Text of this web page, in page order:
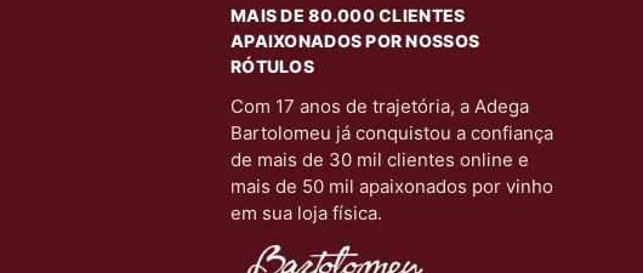
MAIS DE 80.000 CLIENTES
APAIXONADOS POR NOSSOS
RÓTULOS
Com 17 anos de trajetória, a Adega
Bartolomeu já conquistou a confiança
de mais de 30 mil clientes online e
mais de 50 mil apaixonados por vinho
em sua loja física.